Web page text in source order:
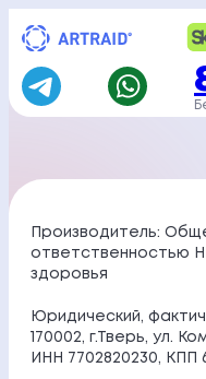
Перейти
содержимому
Производитель:
ответственностью
здоровья
Юридический,
170002, г.Тверь, ул.
ИНН 7702820230, КПП